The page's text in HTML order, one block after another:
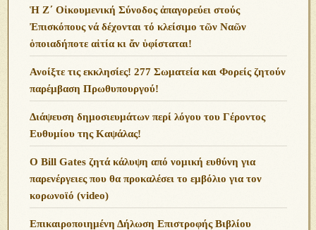
Ἡ Ζ΄ Οἰκουμενική Σύνοδος ἀπαγορεύει στούς
Ἐπισκόπους νά δέχονται τό κλείσιμο τῶν Ναῶν
ὁποιαδήποτε αἰτία κι ἄν ὑφίσταται!
Ανoίξτε τις εκκλησίες! 277 Σωματεία και Φορείς ζητούν
παρέμβαση Πρωθυπουργού!
Διάψευση δημοσιευμάτων περί λόγου του Γέροντος
Ευθυμίου της Καψάλας!
O Bill Gates ζητά κάλυψη από νομική ευθύνη για
παρενέργειες που θα προκαλέσει το εμβόλιο για τον
κορωνοϊό (video)
Επικαιροποιημένη Δήλωση Επιστροφής Βιβλίου